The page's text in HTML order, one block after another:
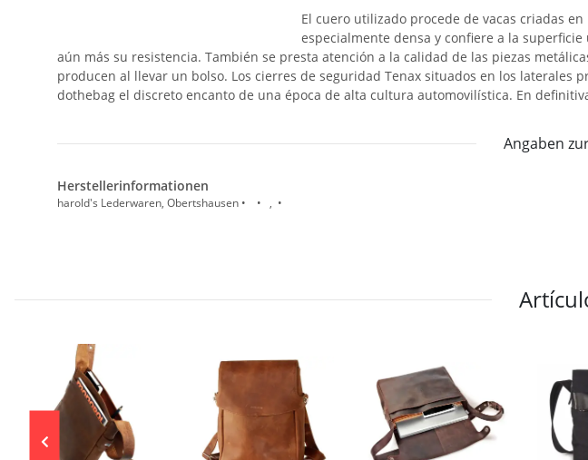
El cuero utilizado procede de vacas criadas
especialmente densa y confiere a la
aún más su resistencia. También se presta atención a la calidad de las piezas
producen al llevar un bolso. Los cierres de seguridad Tenax situados en los laterales
dothebag el discreto encanto de una época de alta cultura automovilística. En
Angaben
Herstellerinformationen
harold's Lederwaren, Obertshausen • • , •